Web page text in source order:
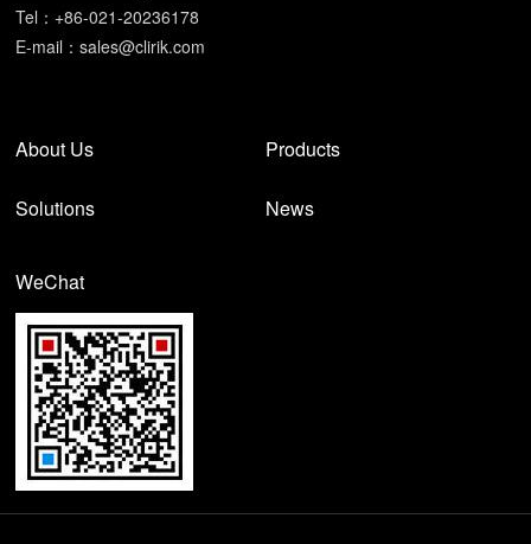
Tel：+86-021-20236178
E-mail：sales@clirik.com
About Us Products
Solutions News
WeChat